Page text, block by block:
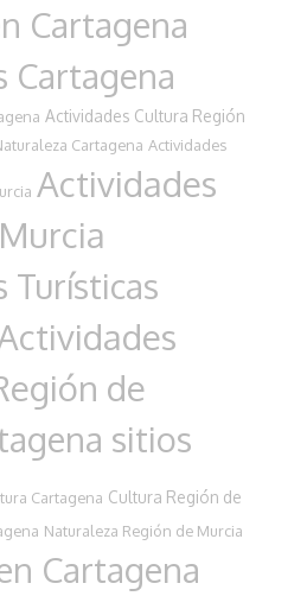
Cartagena
Cartagena
Actividades Cultura Región
Cartagena Actividades
Actividades
Turísticas
de
sitios
Cartagena Cultura Región de
Naturaleza Región de Murcia
Cartagena